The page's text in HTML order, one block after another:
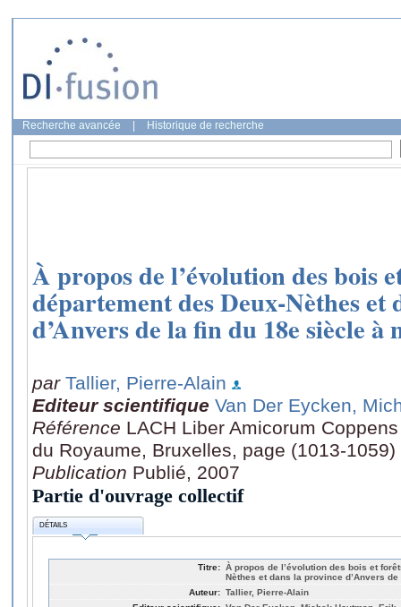
Recherche avancée Historique de recherche
À propos de l’évolution des bois
département des Deux-Nèthes et
d’Anvers de la fin du 18e siècle à
par Tallier, Pierre-Alain
Editeur scientifique Van Der Eycken,
Référence LACH Liber Amicorum
du Royaume, Bruxelles, page (1013-1059)
Publication Publié, 2007
Partie d'ouvrage collectif
DÉTAILS
Titre: À propos de l’évolution des bois et
Nèthes et dans la province d’Anvers
Auteur: Tallier, Pierre-Alain